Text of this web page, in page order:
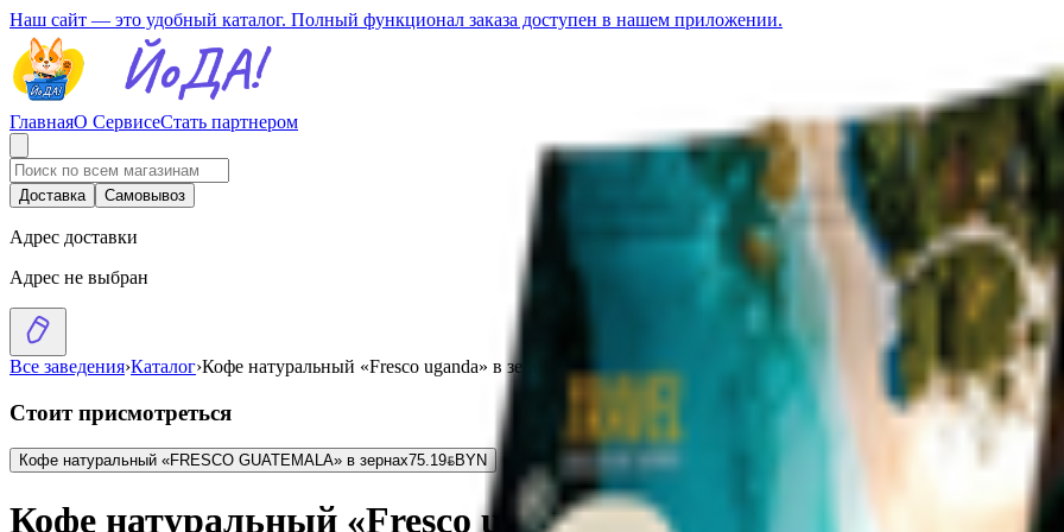
Наш сайт — это удобный каталог. Полный функционал заказа доступен в нашем приложении.
ГлавнаяО СервисеСтать партнером
Доставка Самовывоз
Адрес доставки
Адрес не выбран
Все заведения›Каталог›Кофе натуральный «Fresco uganda» в зернах средней обжарки
Стоит присмотреться
Кофе натуральный «FRESCO GUATEMALA» в зернах75.19BYNBYN
Кофе натуральный «Fresco uganda» в зернах средней